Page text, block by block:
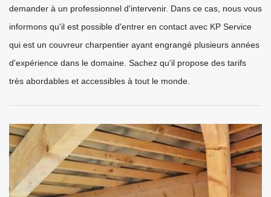
demander à un professionnel d'intervenir. Dans ce cas, nous vous
informons qu'il est possible d'entrer en contact avec KP Service
qui est un couvreur charpentier ayant engrangé plusieurs années
d'expérience dans le domaine. Sachez qu'il propose des tarifs
très abordables et accessibles à tout le monde.